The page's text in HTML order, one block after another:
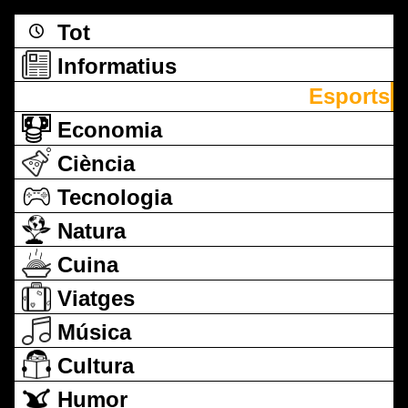
Tot
Informatius
Esports
Economia
Ciència
Tecnologia
Natura
Cuina
Viatges
Música
Cultura
Humor